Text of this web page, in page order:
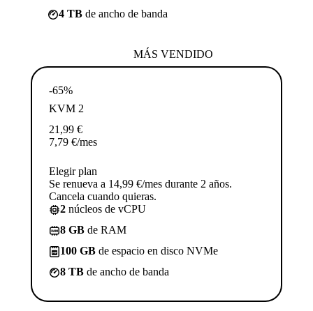
4 TB de ancho de banda
MÁS VENDIDO
-65%
KVM 2
21,99 €
7,79 €/mes
Elegir plan
Se renueva a 14,99 €/mes durante 2 años.
Cancela cuando quieras.
2 núcleos de vCPU
8 GB de RAM
100 GB de espacio en disco NVMe
8 TB de ancho de banda